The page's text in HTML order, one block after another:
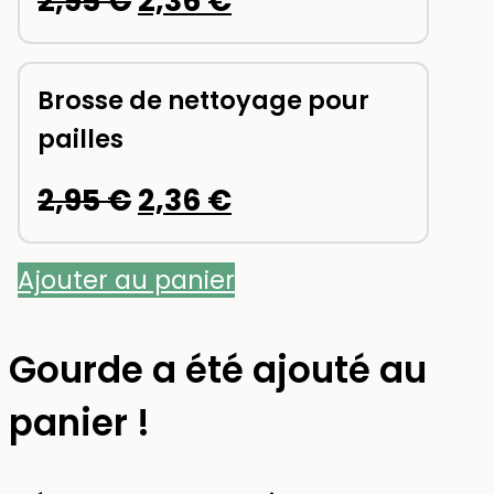
prix
initial
2,95 €.
prix
actuel
2,36 €.
Brosse de nettoyage pour
pailles
2,95€Le
prix
initial
était :
2,95 €.
2,36 €Le
prix
actuel
est :
2,36 €.
Ajouter au panier
gourde a été ajouté au
panier !